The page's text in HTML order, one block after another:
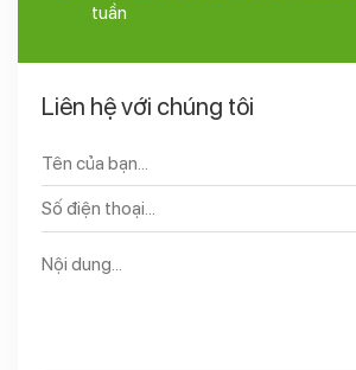
– Công suất xông lạnh: 50W
– Dung tích bình chứa: 750ml
>>> Đừng bỏ qua:
ích trong làm đẹp
Kinh nghiệm mua máy Xông 2
Lạnh
tuần
Liên hệ với chúng tôi